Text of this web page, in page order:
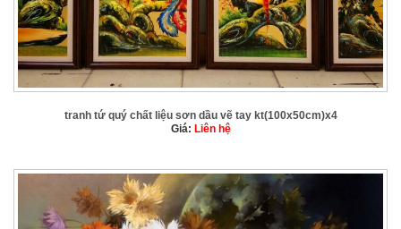
tranh tứ quý chất liệu sơn dầu vẽ tay kt(100x50cm)x4
Giá: Liên hệ